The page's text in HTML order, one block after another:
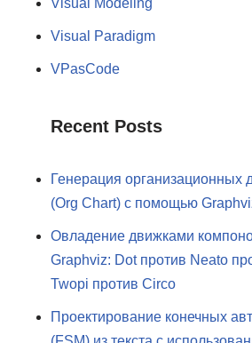
Visual Modeling
Visual Paradigm
VPasCode
Recent Posts
Генерация организационных
(Org Chart) с помощью
Овладение движками
Graphviz: Dot против Neato
Twopi против Circo
Проектирование конечных